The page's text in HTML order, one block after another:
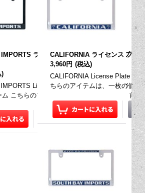
]
インセンス
ス プレート フレーム [MG062CHMO]
Frame レイズド ムーンアイズ ロゴ ク
のアイテムは、一枚の価…
ライセンス プレート フレーム(ブラ
)
License Plate Frame サウス ベイ イ
ム こちらのアイテムは、一枚の価格です。 前
CALIFORNIA ライセンス プレ
3,960円 (税込)
CALIFORNIA License Plate
ちらのアイテムは、一枚の価